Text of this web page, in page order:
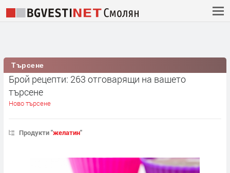
Търсене
Брой рецепти: 263 отговарящи на вашето
търсене
Ново търсене
Продукти "желатин"